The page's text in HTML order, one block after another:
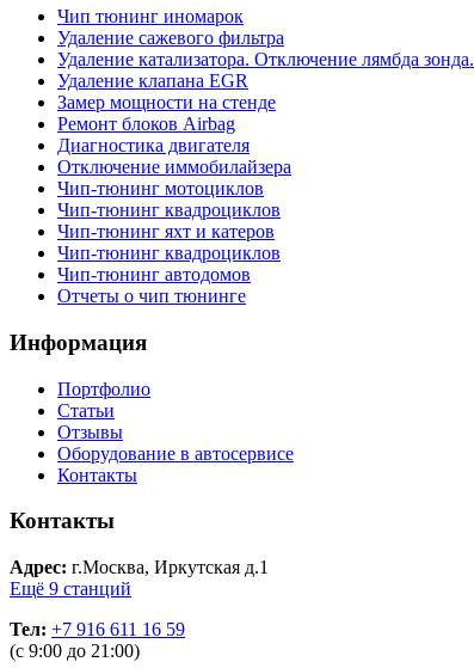
Чип тюнинг иномарок
Удаление сажевого фильтра
Удаление катализатора. Отключение лямбда зонда.
Удаление клапана EGR
Замер мощности на стенде
Ремонт блоков Airbag
Диагностика двигателя
Отключение иммобилайзера
Чип-тюнинг мотоциклов
Чип-тюнинг квадроциклов
Чип-тюнинг яхт и катеров
Чип-тюнинг квадроциклов
Чип-тюнинг автодомов
Отчеты о чип тюнинге
Информация
Портфолио
Статьи
Отзывы
Оборудование в автосервисе
Контакты
Контакты
Адрес: г.Москва, Иркутская д.1
Ещё 9 станций
Тел: +7 916 611 16 59
(с 9:00 до 21:00)